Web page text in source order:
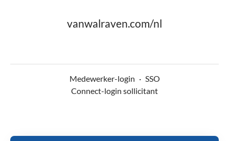
vanwalraven.com/nl
Medewerker-login · SSO
Connect-login sollicitant